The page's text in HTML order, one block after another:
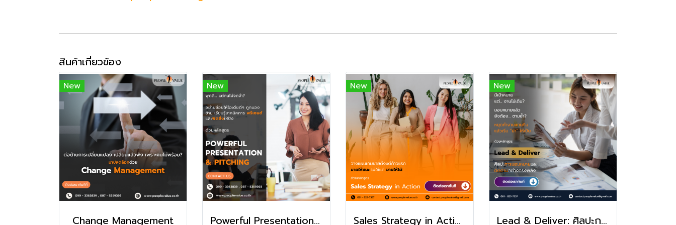
สินค้าเกี่ยวข้อง
New
Change Management
New
Powerful Presentation & Pitching
New
Sales Strategy in Action : วางแผนเกมขายให้ชนะตั้งแต่ก้าวแรก
New
Lead & Deliver: ศิลปะการมอบหมายและติดตามอย่างทรงพลัง